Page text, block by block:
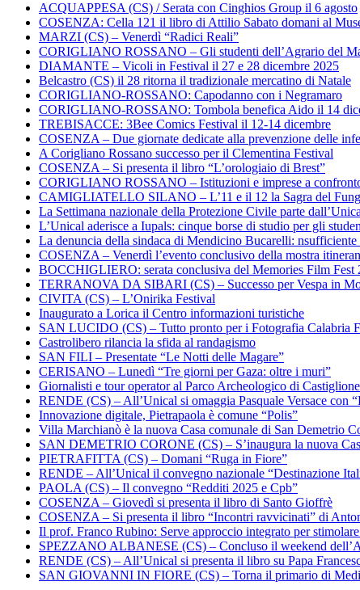
ACQUAPPESA (CS) / Serata con Cinghios Group il 6 agosto
COSENZA: Cella 121 il libro di Attilio Sabato domani al
MARZI (CS) – Venerdì “Radici Reali”
CORIGLIANO ROSSANO – Gli studenti dell’Agrario del
DIAMANTE – Vicoli in Festival il 27 e 28 dicembre 2025
Belcastro (CS) il 28 ritorna il tradizionale mercatino di Natale
CORIGLIANO-ROSSANO: Capodanno con i Negramaro
CORIGLIANO-ROSSANO: Tombola benefica Aido il 14
TREBISACCE: 3Bee Comics Festival il 12-14 dicembre
COSENZA – Due giornate dedicate alla prevenzione delle
A Corigliano Rossano successo per il Clementina Festival
COSENZA – Si presenta il libro “L’orologiaio di Brest”
CORIGLIANO ROSSANO – Istituzioni e imprese a
CAMIGLIATELLO SILANO – L’11 e il 12 la Sagra del
La Settimana nazionale della Protezione Civile parte
L’Unical aderisce a Iupals: cinque borse di studio per gli
La denuncia della sindaca di Mendicino Bucarelli:
COSENZA – Venerdì l’evento conclusivo della mostra
BOCCHIGLIERO: serata conclusiva del Memories Film Fest
TERRANOVA DA SIBARI (CS) – Successo per Vespa in
CIVITA (CS) – L’Onirika Festival
Inaugurato a Lorica il Centro informazioni turistiche
SAN LUCIDO (CS) – Tutto pronto per i Fotografia Calabria
Castrolibero rilancia la sfida al randagismo
SAN FILI – Presentate “Le Notti delle Magare”
CERISANO – Lunedì “Tre giorni per Gaza: oltre i muri”
Giornalisti e tour operator al Parco Archeologico di
RENDE (CS) – All’Unical si omaggia Pasquale Versace con
Innovazione digitale, Pietrapaola è comune “Polis”
Villa Marchianò è la nuova Casa comunale di San Demetrio
SAN DEMETRIO CORONE (CS) – S’inaugura la nuova
PIETRAFITTA (CS) – Domani “Ruga in Fiore”
RENDE – All’Unical il convegno nazionale “Destinazione
PAOLA (CS) – Il convegno “Redditi 2025 e Cpb”
COSENZA – Giovedì si presenta il libro di Santo Gioffrè
COSENZA – Si presenta il libro “Incontri ravvicinati” di
Il prof. Franco Rubino: Serve approccio integrato per
SPEZZANO ALBANESE (CS) – Concluso il weekend
RENDE (CS) – All’Unical si presenta il libro su Papa
SAN GIOVANNI IN FIORE (CS) – Torna il primario di